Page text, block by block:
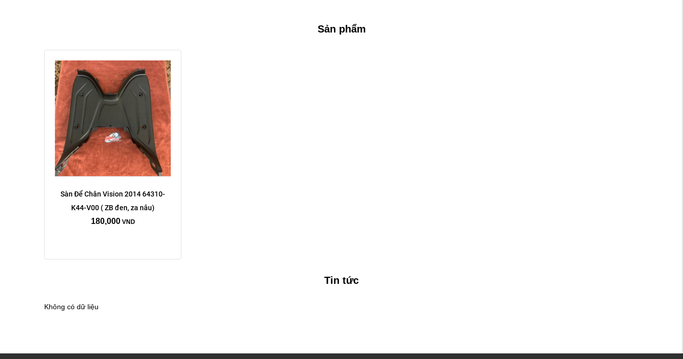
Sản phẩm
Sàn Để Chân Vision 2014 64310-
K44-V00 ( ZB đen, za nâu)
180,000 VND
Tin tức
Không có dữ liệu